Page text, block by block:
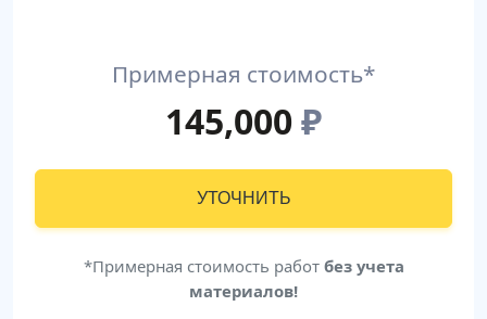
Примерная стоимость*
145,000₽
УТОЧНИТЬ
*Примерная стоимость работ без учета
материалов!